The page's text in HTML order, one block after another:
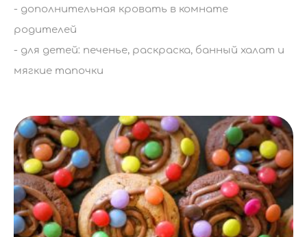
- дополнительная кровать в комнате
родителей
- для детей: печенье, раскраска, банный халат и
мягкие тапочки